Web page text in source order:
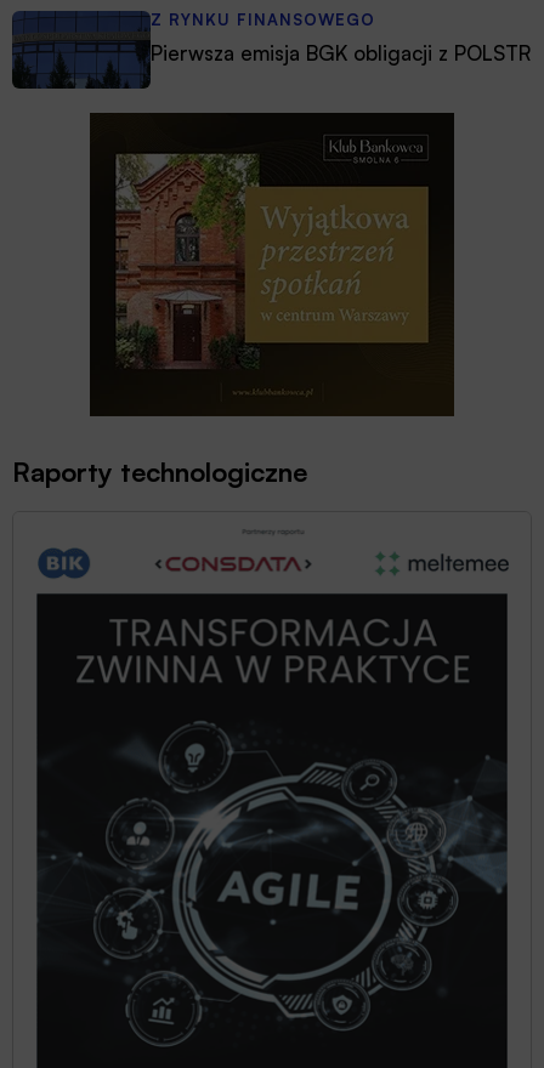
Z RYNKU FINANSOWEGO
Pierwsza emisja BGK obligacji z POLSTR
Raporty technologiczne